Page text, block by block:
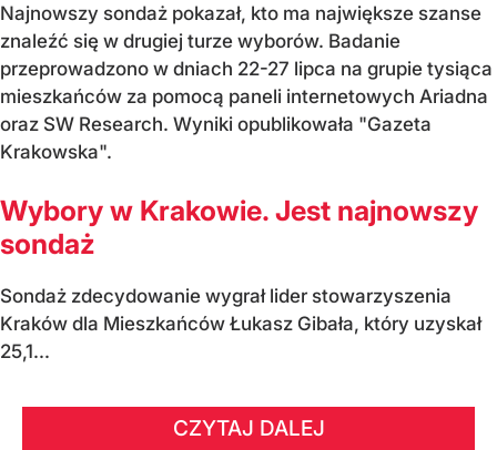
Najnowszy sondaż pokazał, kto ma największe szanse
znaleźć się w drugiej turze wyborów. Badanie
przeprowadzono w dniach 22-27 lipca na grupie tysiąca
mieszkańców za pomocą paneli internetowych Ariadna
oraz SW Research. Wyniki opublikowała "Gazeta
Krakowska".
Wybory w Krakowie. Jest najnowszy
sondaż
Sondaż zdecydowanie wygrał lider stowarzyszenia
Kraków dla Mieszkańców Łukasz Gibała, który uzyskał
25,1...
CZYTAJ DALEJ